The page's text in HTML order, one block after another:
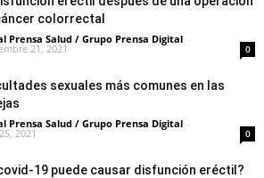
colorrectal
Prensa Salud / Grupo Prensa Digital -
21, 2021 0
sexuales más comunes en las
Prensa Salud / Grupo Prensa Digital -
2021 0
19 puede causar disfunción eréctil?